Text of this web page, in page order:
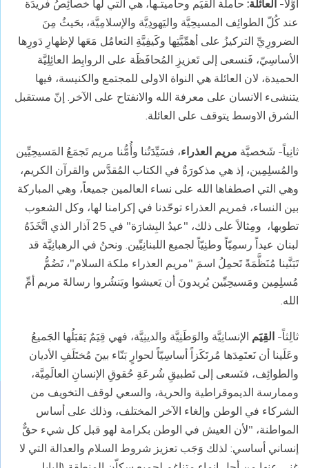
أوَّلاً- العائلة: حاملة القيَم وحاميتـها، هي التي لَها خصائِصُ فريدَة
عند كُلّ الطوائِف المسيحِيَّة واليَهودِيَّة والإسلامِيَّة، بحَيثُ مِنَ
الضرورِيِّ التركيزُ على أهمِّيَّتِها وكَيفِيَّةِ التعامُل مَعَها لإظهارِ دَورِها
الأساسِيّ، فَنسعى إلى تَعزيزِ المُحافَظَة على الروابِط العائِلِيَّة
الحميدة، لان العائلة هي النواة الاولى للمجتمع والكنيسة، فيها
يتنشىء الانسان على معرفة الله والانفتاح على الآخر. إنّ مستقبل
الشرق الاوسط يتوقف على العائلة.
ثانِياً- شَخصيَّة مريم العذراء، فسَيِّدَتُنا وأُمُّنا مريم تَجمَعُ المَسيحِيِّين
والمُسلِمِين، إذ هي مذكورَةٌ في الكتاب المُقدَّس والقرآن الكريم،
وهي التي اصطفاها الله على نساء العالمين جميعاً، وهي المباركة
بين النساء، فمريم العذراء توحّدنا في إكرامنا لها، وكل الشعوب
تطوبها، ومِثالاً على ذلك، "عيدُ البِشارَة" في 25 آذار الذي اتَّخَذَهُ
لبنان عيداً رسمِيّاً وطنِيّاً لجميع اللبنانِيِّين. ونحنُ في الرهبانِيَّة قد
تَبَنَّينا مُنَظَّمَةً تَحمِلُ اسمَ "مريم العذراء ملكة السلام"، تَضُمُّ
مُسلِمِين ومَسيحِيِّين يُريدونَ أن يَعيشوا ويَنشُروا رسالةَ مريم أمِّ
الله.
ثالِثاً- القِيَم الإنسانِيَّة والوَطَنِيَّة والدينِيَّة، فهي قِيَمٌ يَقبَلُها الجَميعُ
وعَلَينا أن نَعتَمِدَها مُرتَكَزاً أساسِيّاً لحوارٍ بَنّاء بينَ مُختَلَفِ الأديان
والطوائِف، فنَسعى إلى تَطبيقِ شُرعَةِ حُقوقِ الإنسانِ العالَمِيَّة،
وممارسة الديموقراطية والحرية، والسعي لوقف التخويف من
الشركاء في الوطن وإلغاء الآخر المختلف، وذلك على أساس
المواطنة، "لأن العيش في الوطن بكرامة لهو قبل كل شيء حقٌّ
إنساني أساسي: لذلك وَجَب تعزيز شروط السلام والعدالة التي لا